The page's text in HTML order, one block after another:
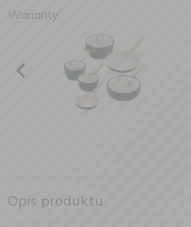
Warianty:
Opis produktu